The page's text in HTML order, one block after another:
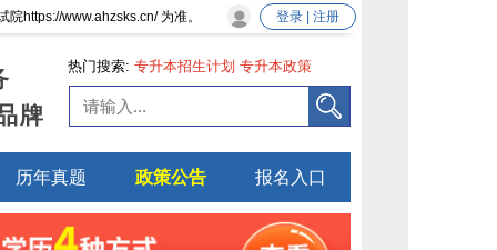
https://www.ahzsks.cn/ 为准。 登录 | 注册
牌
热门搜索: 专升本招生计划 专升本政策
历年真题 政策公告 报名入口